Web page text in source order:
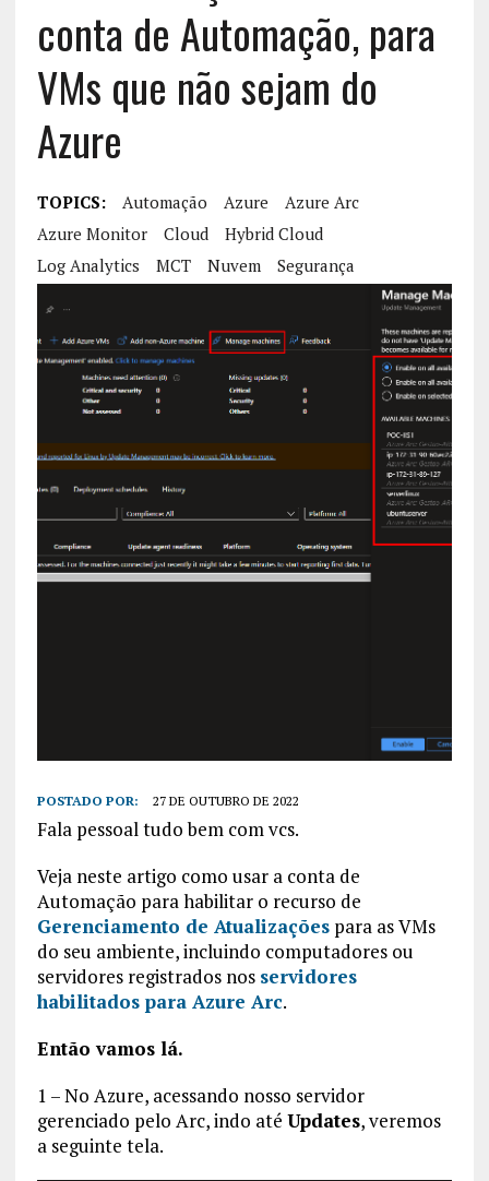
conta de Automação, para
VMs que não sejam do
Azure
TOPICS: Automação Azure
Azure Arc
Azure Monitor
Cloud
Hybrid Cloud
Log Analytics
MCT Nuvem Segurança
POSTADO POR: 27 DE OUTUBRO DE 2022
Fala pessoal tudo bem com vcs.
Veja neste artigo como usar a conta de
Automação para habilitar o recurso de
Gerenciamento de Atualizaçõespara as VMs
do seu ambiente, incluindo computadores ou
servidores registrados nos servidores
habilitados para Azure Arc.
Então vamos lá.
1 – No Azure, acessando nosso servidor
gerenciado pelo Arc, indo até Updates, veremos
a seguinte tela.